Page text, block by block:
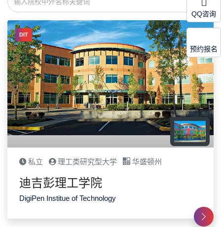
DIT
私立 理工类研究型大学 华盛顿州
迪吉彭理工学院
DigiPen Institue of Technology
QQ咨询
预约报名